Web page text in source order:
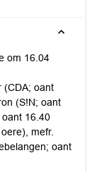
om 16.04
(CDA; oant
(S!N; oant
16.40
mefr.
oant